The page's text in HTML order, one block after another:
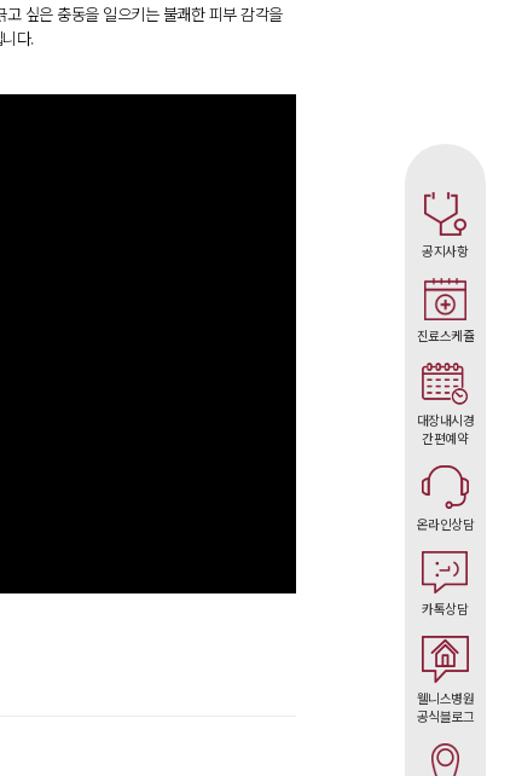
싶은 충동을 일으키는 불쾌한 피부 감각을
다.
공지사항
진료스케쥴
대장내시경
간편예약
온라인상담
카톡상담
웰니스병원
공식블로그